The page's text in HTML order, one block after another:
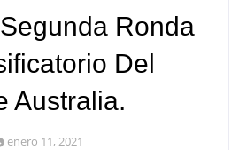
Ronda
Del
Australia.
enero 11, 2021